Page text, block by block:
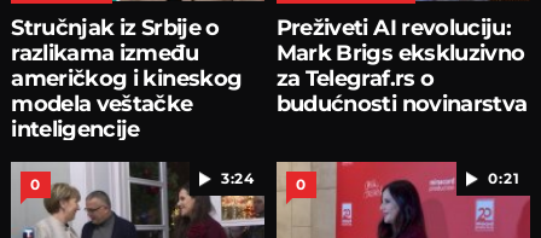
Stručnjak iz Srbije o
razlikama između
američkog i kineskog
modela veštačke
inteligencije
Preživeti AI revoluciju:
Mark Brigs ekskluzivno
za Telegraf.rs o
budućnosti novinarstva
3:24
0 0:21
0